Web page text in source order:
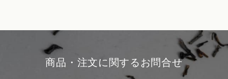
商品・注文に関するお問合せ